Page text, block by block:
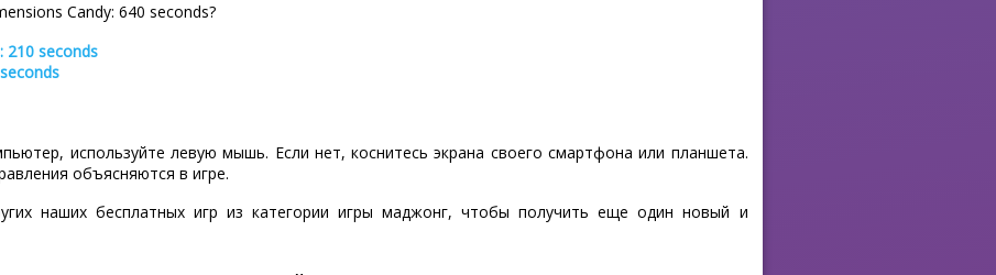
Candy: 640 seconds?
210 seconds
используйте левую мышь. Если нет, коснитесь экрана своего смартфона или планшета.
объясняются в игре.
наших бесплатных игр из категории игры маджонг, чтобы получить еще один новый и